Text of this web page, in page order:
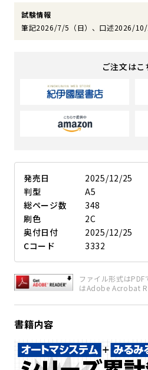
試験情報
筆記2026/7/5（日）、口述2026/10/
ご注文はこ
発売日
2025/12/25
判型
A5
総ページ数
348
刷色
2C
奥付日付
2025/12/25
Cコード
3332
ファイル形式はPDF
はAdobe Acrobat
書籍内容